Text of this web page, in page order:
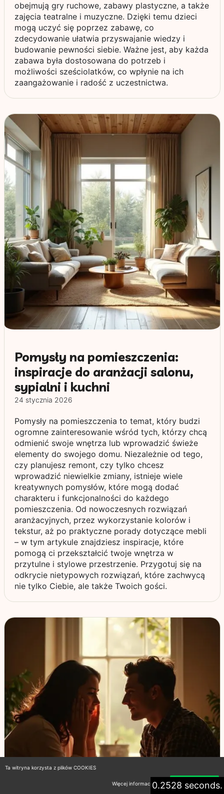
obejmują gry ruchowe, zabawy plastyczne, a także
zajęcia teatralne i muzyczne. Dzięki temu dzieci
mogą uczyć się poprzez zabawę, co
zdecydowanie ułatwia przyswajanie wiedzy i
budowanie pewności siebie. Ważne jest, aby każda
zabawa była dostosowana do potrzeb i
możliwości sześciolatków, co wpłynie na ich
zaangażowanie i radość z uczestnictwa.
Pomysły na pomieszczenia:
inspiracje do aranżacji salonu,
sypialni i kuchni
24 stycznia 2026
Pomysły na pomieszczenia to temat, który budzi
ogromne zainteresowanie wśród tych, którzy chcą
odmienić swoje wnętrza lub wprowadzić świeże
elementy do swojego domu. Niezależnie od tego,
czy planujesz remont, czy tylko chcesz
wprowadzić niewielkie zmiany, istnieje wiele
kreatywnych pomysłów, które mogą dodać
charakteru i funkcjonalności do każdego
pomieszczenia. Od nowoczesnych rozwiązań
aranżacyjnych, przez wykorzystanie kolorów i
tekstur, aż po praktyczne porady dotyczące mebli
– w tym artykule znajdziesz inspiracje, które
pomogą ci przekształcić twoje wnętrza w
przytulne i stylowe przestrzenie. Przygotuj się na
odkrycie nietypowych rozwiązań, które zachwycą
nie tylko Ciebie, ale także Twoich gości.
0.2528 seconds.
Ta witryna korzysta z plików COOKIES
Więcej informacji Akceptuję